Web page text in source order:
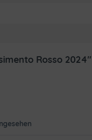
Rosso 2024"